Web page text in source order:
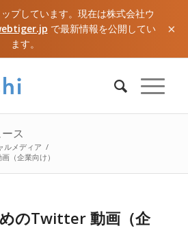
プしています。現在は株式会社ウ
で最新情報を公開してい
ます。
×
ス
ルメディア /
（企業向け）
のTwitter 動画（企